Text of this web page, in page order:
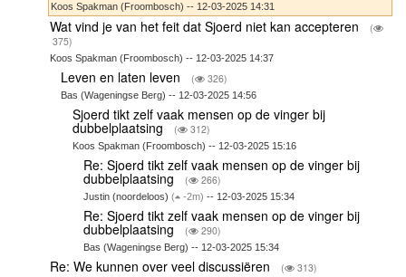
Koos Spakman (Froombosch) -- 12-03-2025 14:31
Wat vind je van het feit dat Sjoerd niet kan accepteren
(
375)
Koos Spakman (Froombosch) -- 12-03-2025 14:37
Leven en laten leven ( 326)
Bas (Wageningse Berg) -- 12-03-2025 14:56
Sjoerd tikt zelf vaak mensen op de vinger bij
dubbelplaatsing ( 312)
Koos Spakman (Froombosch) -- 12-03-2025 15:16
Re: Sjoerd tikt zelf vaak mensen op de vinger bij
dubbelplaatsing ( 266)
Justin (noordeloos)( -2m) -- 12-03-2025 15:34
Re: Sjoerd tikt zelf vaak mensen op de vinger bij
dubbelplaatsing ( 290)
Bas (Wageningse Berg) -- 12-03-2025 15:34
Re: We kunnen over veel discussiëren ( 313)